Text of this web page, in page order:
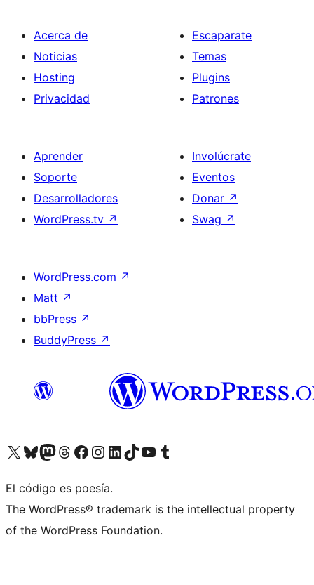
Acerca de
Noticias
Hosting
Privacidad
Escaparate
Temas
Plugins
Patrones
Aprender
Soporte
Desarrolladores
WordPress.tv ↗
Involúcrate
Eventos
Donar ↗
Swag ↗
WordPress.com ↗
Matt ↗
bbPress ↗
BuddyPress ↗
Visita nuestra cuenta de X (anteriormente Twitter)
Visita nuestra cuenta de Bluesky
Visita nuestra cuenta de Mastodon
Visita nuestra cuenta de Threads
Visita nuestra página de Facebook
Visita nuestra cuenta de Instagram
Visita nuestra cuenta de LinkedIn
Visita nuestra cuenta de TikTok
Visita nuestro canal de YouTube
Visita nuestra cuenta de Tumblr
El código es poesía.
The WordPress® trademark is the intellectual property
of the WordPress Foundation.